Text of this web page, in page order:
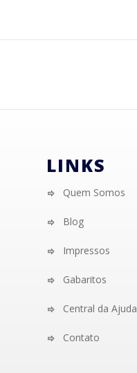
LINKS
Quem Somos
Blog
Impressos
Gabaritos
Central da Ajuda
Contato